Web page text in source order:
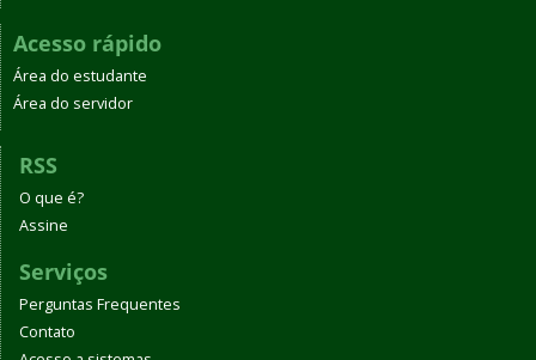
Acesso rápido
Área do estudante
Área do servidor
RSS
O que é?
Assine
Serviços
Perguntas Frequentes
Contato